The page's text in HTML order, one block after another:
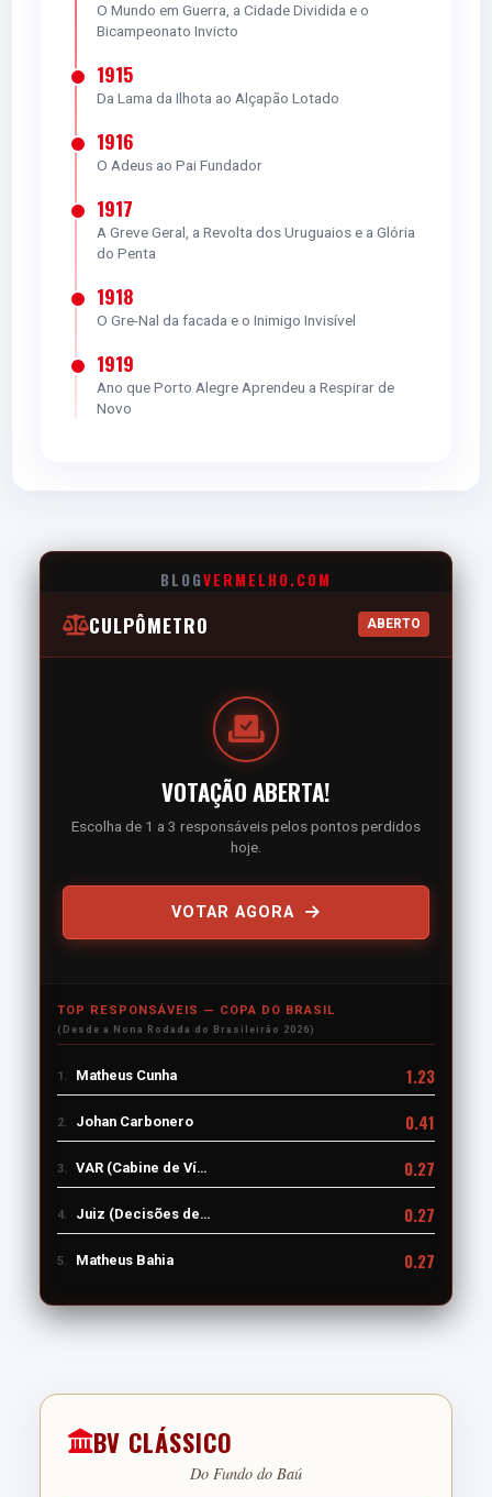
O Mundo em Guerra, a Cidade Dividida e o
Bicampeonato Invicto
1915
Da Lama da Ilhota ao Alçapão Lotado
1916
O Adeus ao Pai Fundador
1917
A Greve Geral, a Revolta dos Uruguaios e a Glória
do Penta
1918
O Gre-Nal da facada e o Inimigo Invisível
1919
Ano que Porto Alegre Aprendeu a Respirar de
Novo
BLOGVERMELHO.COM
CULPÔMETRO ABERTO
VOTAÇÃO ABERTA!
Escolha de 1 a 3 responsáveis pelos pontos perdidos
hoje.
VOTAR AGORA
TOP RESPONSÁVEIS — COPA DO BRASIL
(Desde a Nona Rodada do Brasileirão 2026)
1. Matheus Cunha 1.23
2. Johan Carbonero 0.41
3. VAR (Cabine de Vídeo) 0.27
4. Juiz (Decisões de Campo) 0.27
5. Matheus Bahia 0.27
BV CLÁSSICO
Do Fundo do Baú